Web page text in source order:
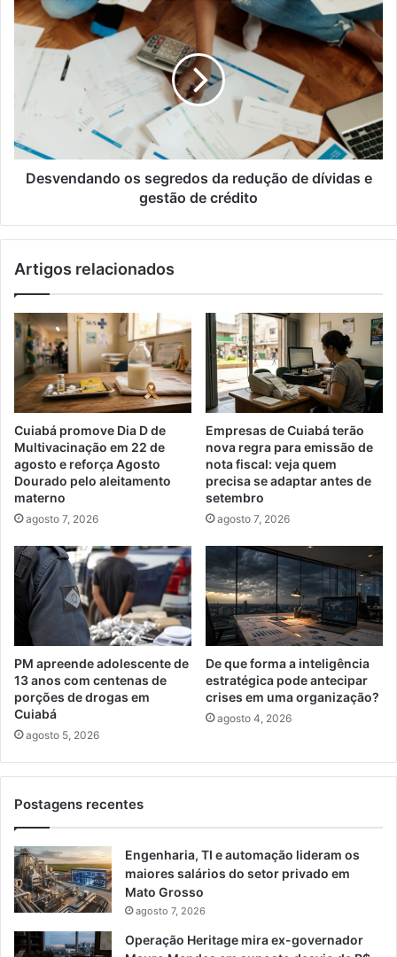
Desvendando
os
segredos
redução
de
dívidas
e
gestão
deDesvendando os segredos da redução de dívidas e
gestão de crédito
Artigos relacionados
Cuiabá promove Dia D de
Multivacinação em 22 de
agosto e reforça Agosto
Dourado pelo aleitamento
materno
agosto 7, 2026
Empresas de Cuiabá terão
nova regra para emissão de
nota fiscal: veja quem
precisa se adaptar antes de
setembro
agosto 7, 2026
PM apreende adolescente de
13 anos com centenas de
porções de drogas em
Cuiabá
agosto 5, 2026
De que forma a inteligência
estratégica pode antecipar
crises em uma organização?
agosto 4, 2026
Postagens recentes
Engenharia, TI e automação lideram os
maiores salários do setor privado em
Mato Grosso
agosto 7, 2026
Operação Heritage mira ex-governador